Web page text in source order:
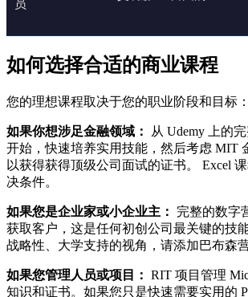
员
如何选择合适的商业课程
您的理想课程取决于您的职业阶段和目标：
如果你想涉足金融领域：
从 Udemy 上的
开始，快速培养实用技能，然后考虑 MIT
以获得获得顶级公司面试的证书。 Excel
决条件。
如果您是企业家或小企业主：
完整的数字
获取客户，这是任何初创公司最关键的技
战略性、大学支持的视角，请添加巴布森
如果您管理人员或项目： RIT 项目管理
知识和证书。如果您只是快速需要实用的